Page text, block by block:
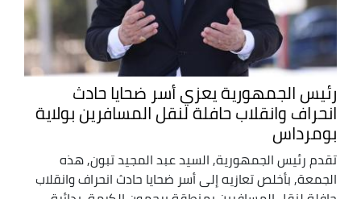
رئيس الجمهورية يعزي أسر ضحايا حادث
انحراف وانقلاب حافلة لنقل المسافرين بولاية
بومرداس
تقدم رئيس الجمهورية, السيد عبد المجيد تبون, هذه
الجمعة, بأخلص تعازيه إلى أسر ضحايا حادث انحراف وانقلاب